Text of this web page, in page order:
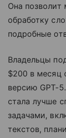
Она позволит
обработку
подробные
Владельцы
$200 в месяц
версию GPT-
стала лучше
задачами,
текстов,